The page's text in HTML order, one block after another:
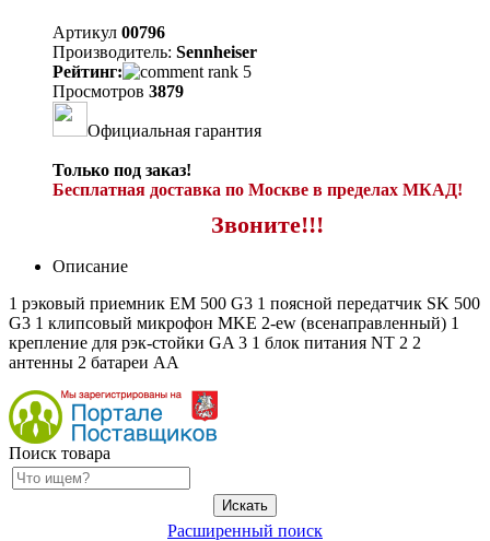
Артикул 00796
Производитель: Sennheiser
Рейтинг:
Просмотров 3879
Официальная гарантия
Только под заказ!
Бесплатная доставка по Москве в пределах МКАД!
Звоните!!!
Описание
1 рэковый приемник EM 500 G3 1 поясной передатчик SK 500
G3 1 клипсовый микрофон MKE 2-ew (всенаправленный) 1
крепление для рэк-стойки GA 3 1 блок питания NT 2 2
антенны 2 батареи AA
Поиск товара
Расширенный поиск